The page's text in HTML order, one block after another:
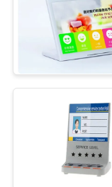
SUJET
NOUS
D'USINE
de